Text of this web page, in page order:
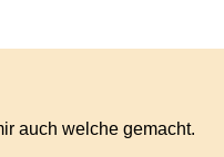
auch welche gemacht.